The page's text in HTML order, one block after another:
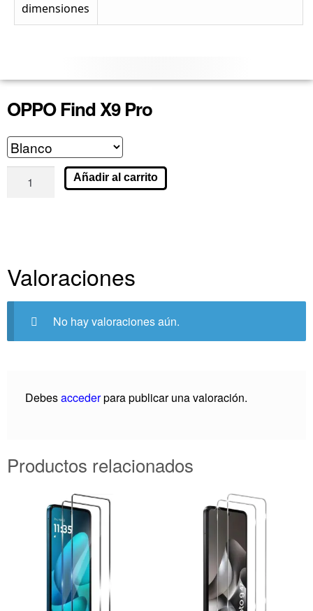
dimensiones
OPPO Find X9 Pro
Añadir al carrito
Valoraciones
No hay valoraciones aún.
Debesaccederpara publicar una valoración.
Productos relacionados